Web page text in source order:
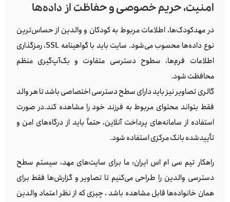
امنیت، حریم خصوصی و حفاظت از داده‌ها
در مهدکودک‌ها، اطلاعات مربوط به کودکان و والدین از حساس‌ترین
نوع داده‌ها محسوب می‌شود. سایت باید با گواهینامه SSL، رمزگذاری
اطلاعات فرم‌ها، سطوح دسترسی متفاوت و بک‌آپ‌گیری منظم
محافظت شود.
گالری تصاویر نیز باید دارای سطح دسترسی اختصاصی باشد تا هر والد
فقط بتواند محتوای مربوط به فرزند خود را مشاهده کند.در صورت
استفاده از سامانه‌های پرداخت آنلاین، حتماً باید از درگاه‌های امن و
تأییدشده بانک مرکزی استفاده شود.
راهکار تیم سی ام اس ایران: ما برای سایت‌های مهد، سیستم سطح
دسترسی والدین را طراحی می‌کنیم تا تصاویر و گزارش‌ها فقط برای
همان خانواده‌ها قابل مشاهده باشد ، چیزی که از نظر اعتماد والدین